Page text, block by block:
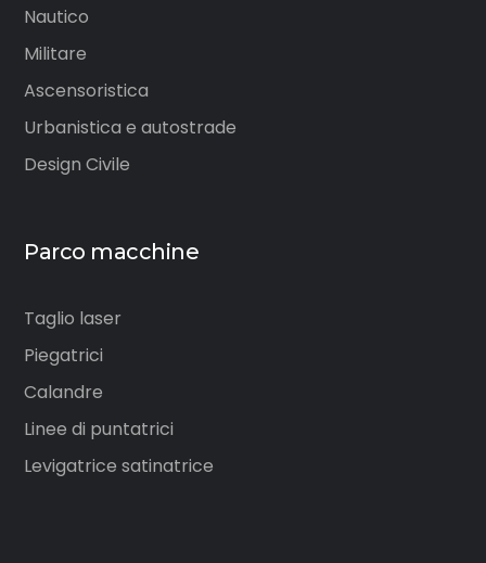
Nautico
Militare
Ascensoristica
Urbanistica e autostrade
Design Civile
Parco macchine
Taglio laser
Piegatrici
Calandre
Linee di puntatrici
Levigatrice satinatrice